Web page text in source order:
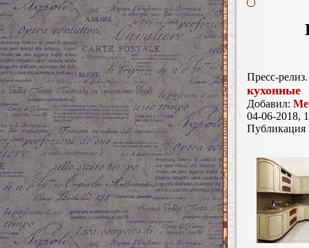
Пресс-релиз.
кухонные
Добавил:
04-06-2018,